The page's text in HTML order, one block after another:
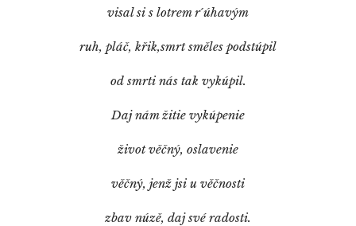
visal si s lotrem r´úhavým
ruh, pláč, křik,smrt směles podstúpil
od smrti nás tak vykúpil.
Daj nám žitie vykúpenie
život věčný, oslavenie
věčný, jenž jsi u věčnosti
zbav núzě, daj své radosti.